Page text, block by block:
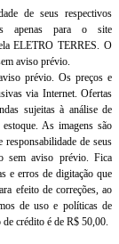
de seus respectivos
apenas para o site
ELETRO TERRES. O
aviso prévio.
prévio. Os preços e
via Internet. Ofertas
sujeitas à análise de
As imagens são
de seus
sem aviso prévio. Fica
e erros de digitação que
efeito de correções, ao
de uso e políticas de
crédito é de R$ 50,00.